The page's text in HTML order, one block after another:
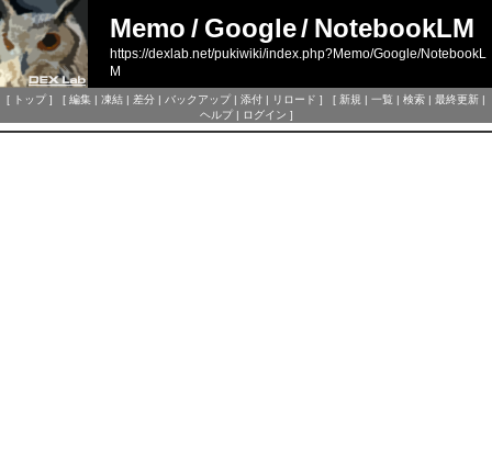
Memo / Google/ NotebookLM
https://dexlab.net/pukiwiki/index.php?Memo/Google/NotebookL
M
[ トップ] [ 編集 | 凍結 | 差分 | バックアップ| 添付 | リロード ] [ 新規 | 一覧 | 検索 | 最終更新 |
ヘルプ| ログイン ]